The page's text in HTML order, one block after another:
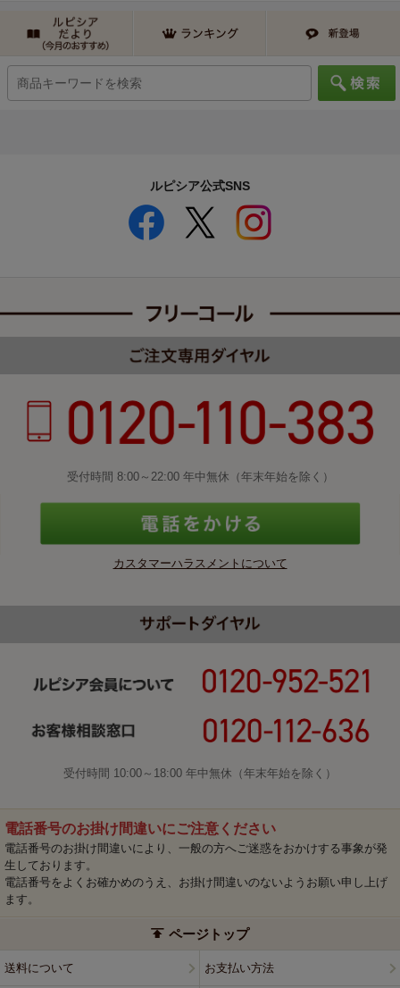
ルピシア公式SNS
受付時間 8:00～22:00 年中無休（年末年始を除く）
カスタマーハラスメントについて
受付時間 10:00～18:00 年中無休（年末年始を除く）
電話番号のお掛け間違いにご注意ください
電話番号のお掛け間違いにより、一般の方へご迷惑をおかけする事象が発
生しております。
電話番号をよくお確かめのうえ、お掛け間違いのないようお願い申し上げ
ます。
ページトップ
送料について お支払い方法